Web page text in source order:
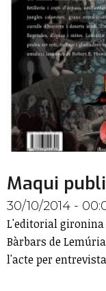
Maqui
30/10/2014 -
L'editorial
Bàrbars de
l'acte per